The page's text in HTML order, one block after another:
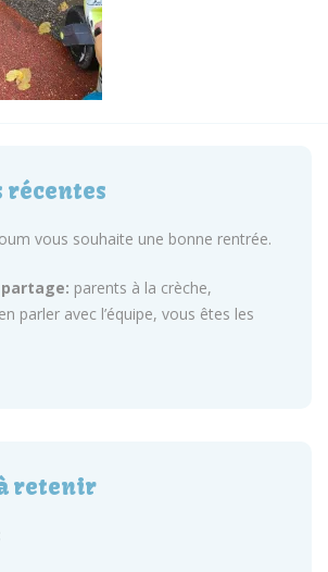
récentes
vous souhaite une bonne rentrée.
parents à la crèche,
parler avec l’équipe, vous êtes les
retenir